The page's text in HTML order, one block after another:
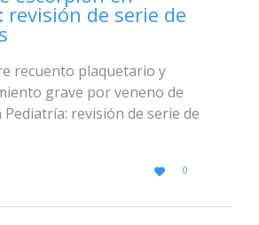
revisión de serie de
recuento plaquetario y
grave por veneno de
revisión de serie de

LOVE
IT
0